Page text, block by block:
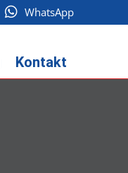
 WhatsApp
Kontakt